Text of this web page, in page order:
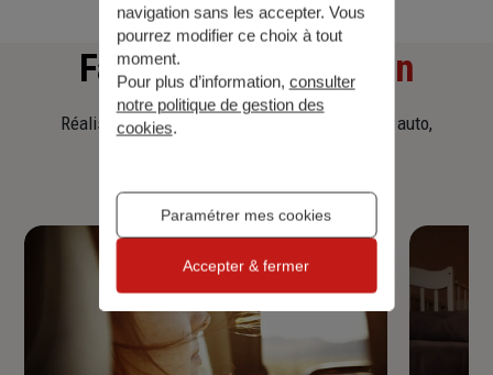
Faitesune simulation
Réalisez une simulation tarifaire d'assurance, auto,
navigation sans les accepter. Vous
pourrez modifier ce choix à tout
moment.
Pour plus d’information, consulter
notre politique de gestion des
cookies.
Paramétrer mes cookies
Accepter & fermer